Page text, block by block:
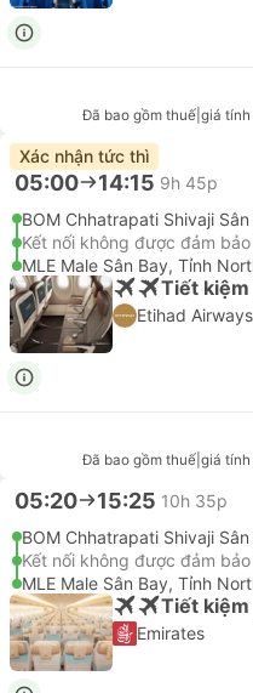
Đã bao gồm thuế giá tính
Xác nhận tức thì
05:00 14:15 9h 45p
BOM Chhatrapati Shivaji Sân
Kết nối không được đảm
MLE Male Sân Bay, Tỉnh
Tiết kiệm
Etihad Airways
Đã bao gồm thuế giá tính
05:20 15:25 10h 35p
BOM Chhatrapati Shivaji Sân
Kết nối không được đảm
MLE Male Sân Bay, Tỉnh
Tiết kiệm
Emirates